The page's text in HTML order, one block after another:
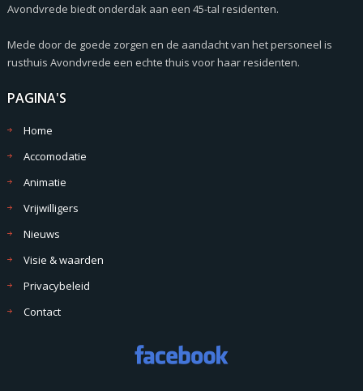
Avondvrede biedt onderdak aan een 45-tal residenten.
Mede door de goede zorgen en de aandacht van het personeel is
rusthuis Avondvrede een echte thuis voor haar residenten.
PAGINA'S
Home
Accomodatie
Animatie
Vrijwilligers
Nieuws
Visie & waarden
Privacybeleid
Contact